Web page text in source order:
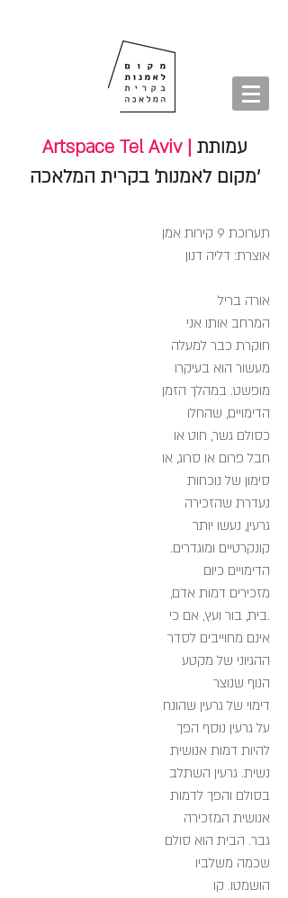
shop
Artspace Tel Aviv |
'מקום לאמנות' בקרית המלאכה
תערוכת 9 קירות אמן
אוצרת: דליה דנון
אורה בריל
המרחב אותו אני
חוקרת כבר למעלה
מעשור הוא בעיקרו
מופשט. במהלך הזמן
הדימויים, שהחלו
כסולם גשר, חוט או
חבל פרום או סרוג, או
סימון של נוכחות
נעדרת שהזכירה
גרעין, נעשו יותר
קונקרטיים ומוגדרים.
הדימויים כיום
מזכירים דמות אדם,
.בית, בור ועץ, אם כי
אינם מחוייבים לסדר
ההגיוני של מקטע
הנוף שנוצר
דימוי של גרעין שהונח
על גרעין נוסף הפך
להיות דמות אנושית
נשית. גרעין השתלב
בסולם והפך לדמות
אנושית המזכירה
גבר. הבית הוא סולם
שכמה משלביו
הושמטו. קו